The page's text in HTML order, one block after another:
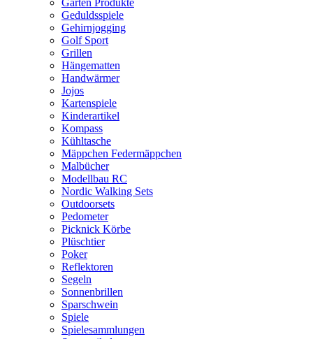
Garten Produkte
Geduldsspiele
Gehirnjogging
Golf Sport
Grillen
Hängematten
Handwärmer
Jojos
Kartenspiele
Kinderartikel
Kompass
Kühltasche
Mäppchen Federmäppchen
Malbücher
Modellbau RC
Nordic Walking Sets
Outdoorsets
Pedometer
Picknick Körbe
Plüschtier
Poker
Reflektoren
Segeln
Sonnenbrillen
Sparschwein
Spiele
Spielesammlungen